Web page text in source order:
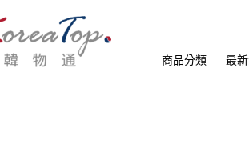
商品分類 最